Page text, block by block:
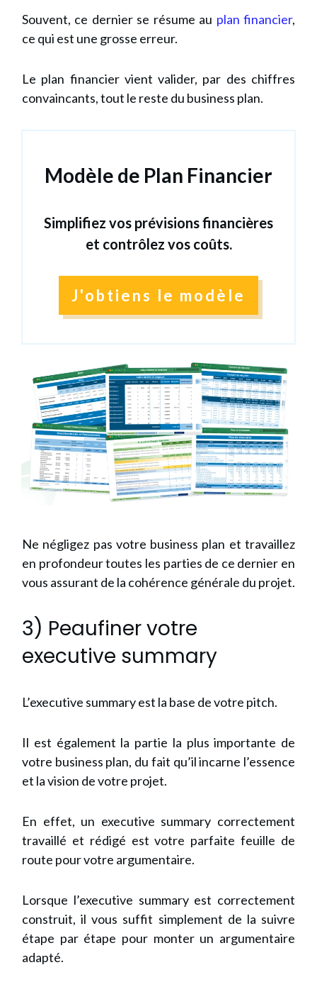
Souvent, ce dernier se résume au plan financier,
ce qui est une grosse erreur.
Le plan financier vient valider, par des chiffres
convaincants, tout le reste du business plan.
Modèle de Plan Financier
Simplifiez vos prévisions financières
et contrôlez vos coûts.
J'obtiens le modèle
Ne négligez pas votre business plan et travaillez
en profondeur toutes les parties de ce dernier en
vous assurant de la cohérence générale du projet.
3) Peaufiner votre
executive summary
L’executive summary est la base de votre pitch.
Il est également la partie la plus importante de
votre business plan, du fait qu’il incarne l’essence
et la vision de votre projet.
En effet, un executive summary correctement
travaillé et rédigé est votre parfaite feuille de
route pour votre argumentaire.
Lorsque l’executive summary est correctement
construit, il vous suffit simplement de la suivre
étape par étape pour monter un argumentaire
adapté.